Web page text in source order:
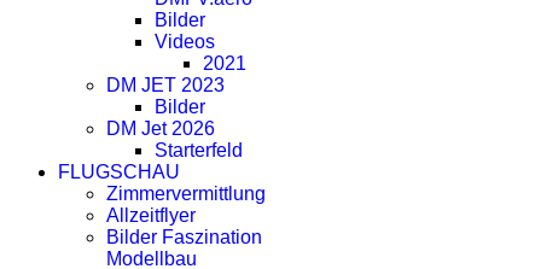
Bilder
Videos
2021
DM JET 2023
Bilder
DM Jet 2026
Starterfeld
FLUGSCHAU
Zimmervermittlung
Allzeitflyer
Bilder Faszination
Modellbau